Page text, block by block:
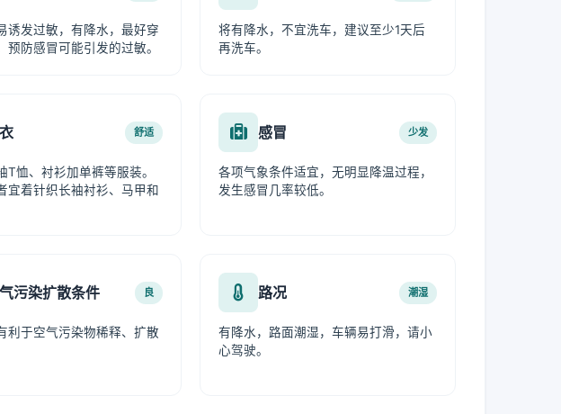
诱发过敏，有降水，最好穿
预防感冒可能引发的过敏。
将有降水，不宜洗车，建议至少1天后
再洗车。
舒适
T恤、衬衫加单裤等服装。
宜着针织长袖衬衫、马甲和
感冒 少发
各项气象条件适宜，无明显降温过程，
发生感冒几率较低。
污染扩散条件 良
利于空气污染物稀释、扩散
路况 潮湿
有降水，路面潮湿，车辆易打滑，请小
心驾驶。